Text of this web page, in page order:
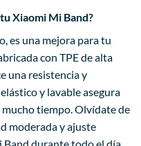
Xiaomi Mi Band?
es una mejora para tu
con TPE de alta
una resistencia y
y lavable asegura
tiempo. Olvídate de
moderada y ajuste